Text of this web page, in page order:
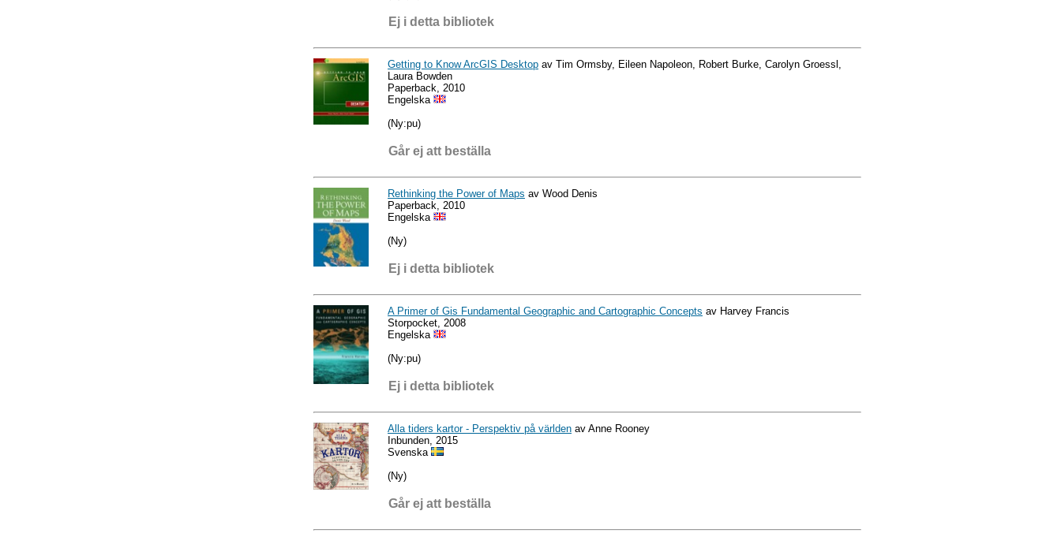
Ej i detta bibliotek
Getting to Know ArcGIS Desktop av Tim Ormsby, Eileen Napoleon, Robert Burke, Carolyn Groessl,
Laura Bowden
Paperback, 2010
Engelska
(Ny:pu)
Går ej att beställa
Rethinking the Power of Maps av Wood Denis
Paperback, 2010
Engelska
(Ny)
Ej i detta bibliotek
A Primer of Gis Fundamental Geographic and Cartographic Concepts av Harvey Francis
Storpocket, 2008
Engelska
(Ny:pu)
Ej i detta bibliotek
Alla tiders kartor - Perspektiv på världen av Anne Rooney
Inbunden, 2015
Svenska
(Ny)
Går ej att beställa